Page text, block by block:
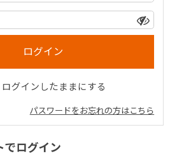
ログインしたままにする
パスワードをお忘れの方はこちら
でログイン